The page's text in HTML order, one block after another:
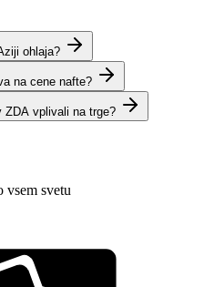
ohlaja?
na cene nafte?
ZDA vplivali na trge?
vsem svetu